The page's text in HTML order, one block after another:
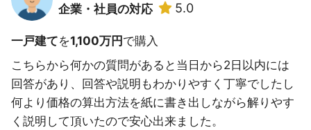
企業・社員の対応
5.0
一戸建てを1,100万円で購入
こちらから何かの質問があると当日から2日以内には
回答があり、回答や説明もわかりやすく丁寧でしたし
何より価格の算出方法を紙に書き出しながら解りやす
く説明して頂いたので安心出来ました。